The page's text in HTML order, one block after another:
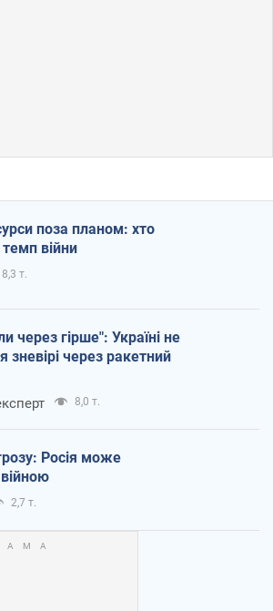
поза планом: хто
війни
8,3 т.
через гірше": Україні не
зневірі через ракетний
8,0 т.
Росія може
2,7 т.